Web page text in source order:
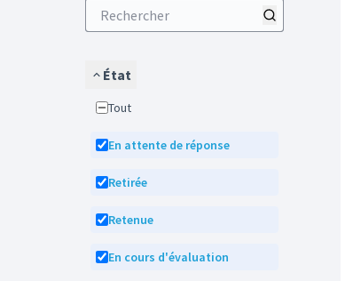
État
Tout
En attente de réponse
Retirée
Retenue
En cours d'évaluation